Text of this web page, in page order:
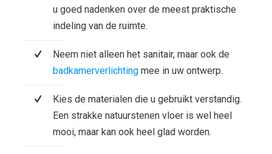
u goed nadenken over de meest praktische
indeling van de ruimte.
Neem niet alleen het sanitair, maar ook de
badkamerverlichtingmee in uw ontwerp.
Kies de materialen die u gebruikt verstandig.
Een strakke natuurstenen vloer is wel heel
mooi, maar kan ook heel glad worden.